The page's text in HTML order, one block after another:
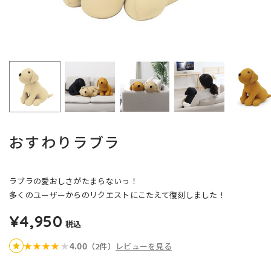
おすわりラブラ
ラブラの愛おしさがたまらないっ！
多くのユーザーからのリクエストにこたえて復刻しました！
¥4,950 税込
★★★★★4.00（2件） レビューを見る